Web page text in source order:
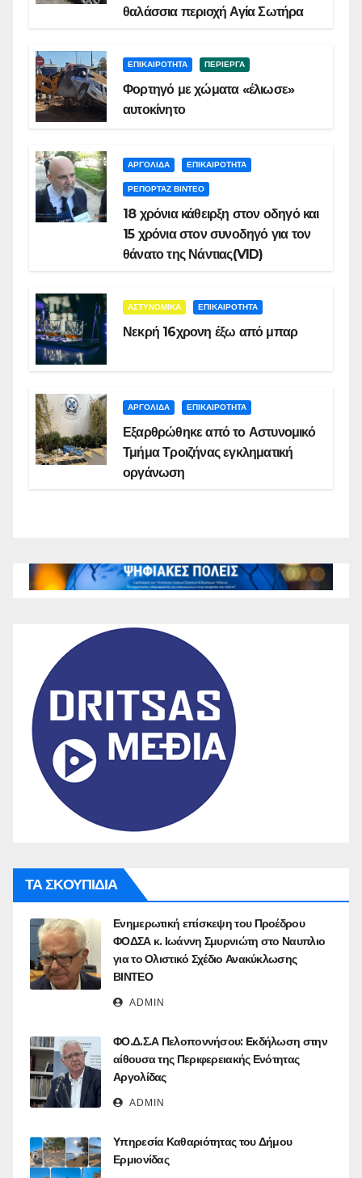
θαλάσσια περιοχή Αγία Σωτήρα
ΕΠΙΚΑΙΡΟΤΗΤΑ ΠΕΡΙΕΡΓΑ
Φορτηγό με χώματα «έλιωσε»
αυτοκίνητο
ΑΡΓΟΛΙΔΑ ΕΠΙΚΑΙΡΟΤΗΤΑ
ΡΕΠΟΡΤΑΖ ΒΙΝΤΕΟ
18 χρόνια κάθειρξη στον οδηγό και
15 χρόνια στον συνοδηγό για τον
θάνατο της Νάντιας(VID)
ΑΣΤΥΝΟΜΙΚΑ ΕΠΙΚΑΙΡΟΤΗΤΑ
Νεκρή 16χρονη έξω από μπαρ
ΑΡΓΟΛΙΔΑ ΕΠΙΚΑΙΡΟΤΗΤΑ
Εξαρθρώθηκε από το Αστυνομικό
Τμήμα Τροιζήνας εγκληματική
οργάνωση
ΤΑ ΣΚΟΥΠΙΔΙΑ
Ενημερωτική επίσκεψη του Προέδρου
ΦΟΔΣΑ κ. Ιωάννη Σμυρνιώτη στο Ναυπλιο
για το Ολιστικό Σχέδιο Ανακύκλωσης
ΒΙΝΤΕΟ
ADMIN
ΦΟ.Δ.Σ.Α Πελοποννήσου: Eκδήλωση στην
αίθουσα της Περιφερειακής Ενότητας
Αργολίδας
ADMIN
Υπηρεσία Καθαριότητας του Δήμου
Ερμιονίδας